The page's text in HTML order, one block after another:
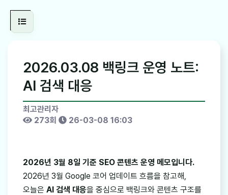
2026.03.08 백링크 운영 노트:
AI 검색 대응
최고관리자
273회
26-03-08 16:03
2026년 3월 8일 기준 SEO 콘텐츠 운영 메모입니다.
2026년 3월 Google 코어 업데이트 흐름을 참고해,
오늘은 AI 검색 대응을 중심으로 백링크와 콘텐츠 구조를